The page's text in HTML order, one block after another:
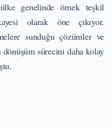
genelinde örnek teşkil
olarak öne çıkıyor.
sunduğu çözümler ve
sürecini daha kolay